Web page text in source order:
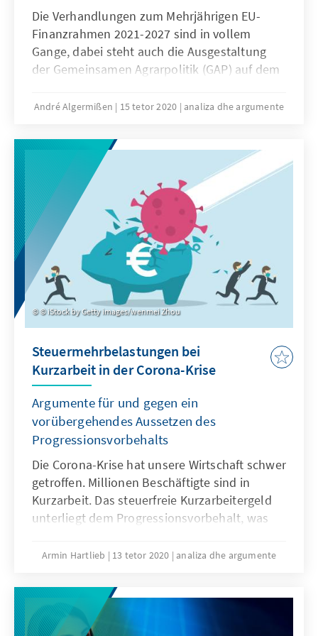
Die Verhandlungen zum Mehrjährigen EU-
Finanzrahmen 2021-2027 sind in vollem
Gange, dabei steht auch die Ausgestaltung
der Gemeinsamen Agrarpolitik (GAP) auf dem
innerhalb des EU-Budgets ist eine Einigung in
Allerdings wird der Beginn der reformierten
GAP nicht wie geplant 2021, sondern
voraussichtlich erst 2023 erfolgen. Unser
Analysen & Argumente geht auf die
Konfliktlinien ein.
André Algermißen 15 tetor 2020 analiza dhe argumente
© iStock by Getty images/wenmei Zhou
Steuermehrbelastungen bei
Kurzarbeit in der Corona-Krise
Argumente für und gegen ein
vorübergehendes Aussetzen des
Progressionsvorbehalts
Die Corona-Krise hat unsere Wirtschaft schwer
getroffen. Millionen Beschäftigte sind in
Kurzarbeit. Das steuerfreie Kurzarbeitergeld
unterliegt dem Progressionsvorbehalt, was
Steuernachzahlungen führen kann. Deshalb
Jahr auszusetzen. Unser Analysen &
Argumente liefert Gründe für und gegen ein
vorübergehendes Aussetzen des
Armin Hartlieb 13 tetor 2020 analiza dhe argumente